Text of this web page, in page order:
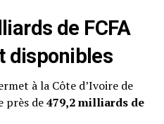
de FCFA
disponibles
à la Côte d’Ivoire de
près de479,2 milliards de